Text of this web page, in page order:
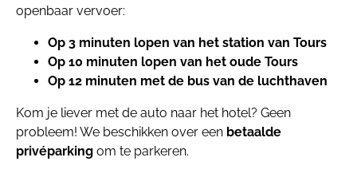
openbaar vervoer:
Op 3 minuten lopen van het station van Tours
Op 10 minuten lopen van het oude Tours
Op 12 minuten met de bus van de luchthaven
Kom je liever met de auto naar het hotel? Geen
probleem! We beschikken over een betaalde
privéparking om te parkeren.